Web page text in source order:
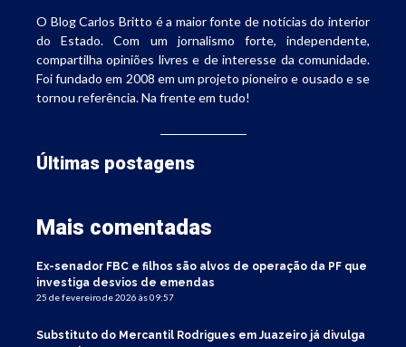
O Blog Carlos Britto é a maior fonte de notícias do interior
do Estado. Com um jornalismo forte, independente,
compartilha opiniões livres e de interesse da comunidade.
Foi fundado em 2008 em um projeto pioneiro e ousado e se
tornou referência. Na frente em tudo!
Últimas postagens
Mais comentadas
Ex-senador FBC e filhos são alvos de operação da PF que
investiga desvios de emendas
25 de fevereiro de 2026 às 09:57
Substituto do Mercantil Rodrigues em Juazeiro já divulga